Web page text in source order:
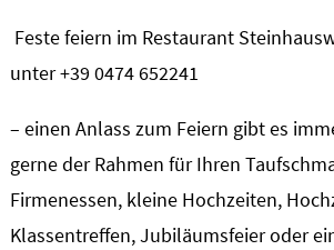
Feste feiern im Restaurant
unter +39 0474 652241
– einen Anlass zum Feiern gibt es
gerne der Rahmen für Ihren
Firmenessen, kleine Hochzeiten,
Klassentreffen, Jubiläumsfeier oder